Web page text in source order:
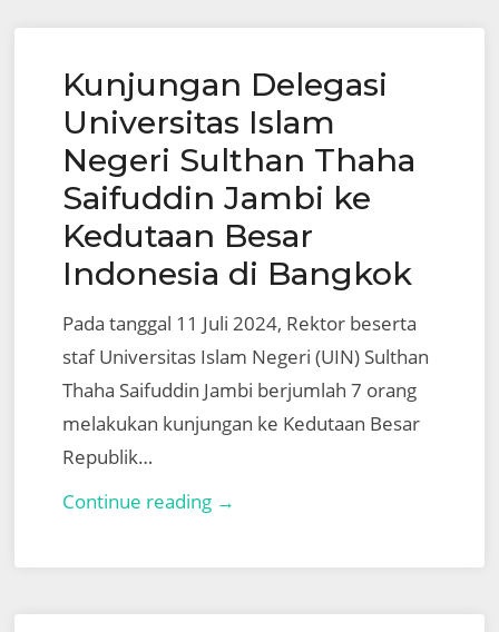
Juli
2024
Kunjungan Delegasi
Universitas Islam
Negeri Sulthan Thaha
Saifuddin Jambi ke
Kedutaan Besar
Indonesia di Bangkok
Pada tanggal 11 Juli 2024, Rektor beserta
staf Universitas Islam Negeri (UIN) Sulthan
Thaha Saifuddin Jambi berjumlah 7 orang
melakukan kunjungan ke Kedutaan Besar
Republik…
Continue reading →
Universitas